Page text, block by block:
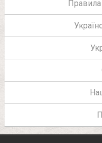
Правила